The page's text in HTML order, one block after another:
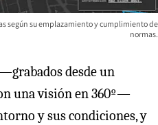
según su emplazamiento y cumplimiento de
normas.
desde un
una visión en 360º—
y sus condiciones, y